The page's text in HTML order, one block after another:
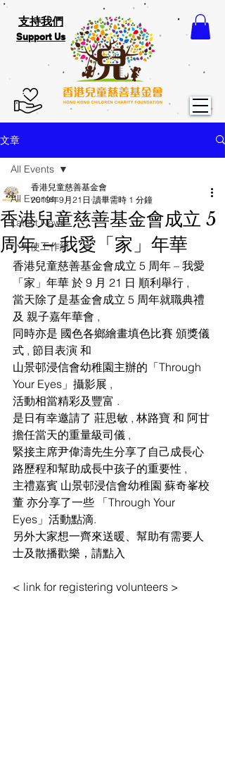
支持我們
Support Us
文章
All Events
Latest News
小天使工作紙
All Events
香港兒童慈善基金會成立 5
周年 – 我愛「家」年華
香港兒童慈善基金會
2019年9月21日 讀畢需時 1 分鐘
香港兒童慈善基金會成立 5 周年 – 我愛
「家」年華 於 9 月 21 日 順利舉行 ,
當天除了是基金會成立 5 周年就職典禮
及 親子嘉年華會 ,
同時亦是 國色各鄉繪畫填色比賽 頒獎儀
式 , 節目表演 和
山景邨浸信會幼稚園主辦的「Through
Your Eyes」攝影展 ,
活動相當精彩及豐富 .
是日有幸邀請了 莊思敏 , 林路寶 和 阿甘
擔任當天的重量級司儀 ,
緊接主席尹偉濤先生分享了自己成長心
路歷程和幫助成長中孩子的重要性 ,
主禮嘉賓 山景邨浸信會幼稚園 蘇奇峯校
董 亦分享了一些 「Through Your
Eyes」活動點滴.
另外大家想一齊來送暖、幫助有需要人
士及散播歡樂，請點入
< link for registering volunteers >